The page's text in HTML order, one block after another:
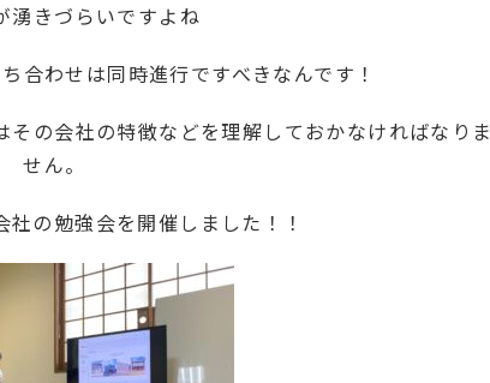
湧きづらいですよね
合わせは同時進行ですべきなんです！
の会社の特徴などを理解しておかなければなりま
せん。
の勉強会を開催しました！！